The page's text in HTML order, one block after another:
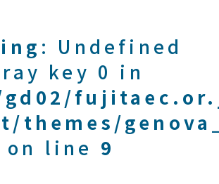
: Undefined
key 0 in
gd02/
themes/
on line 9